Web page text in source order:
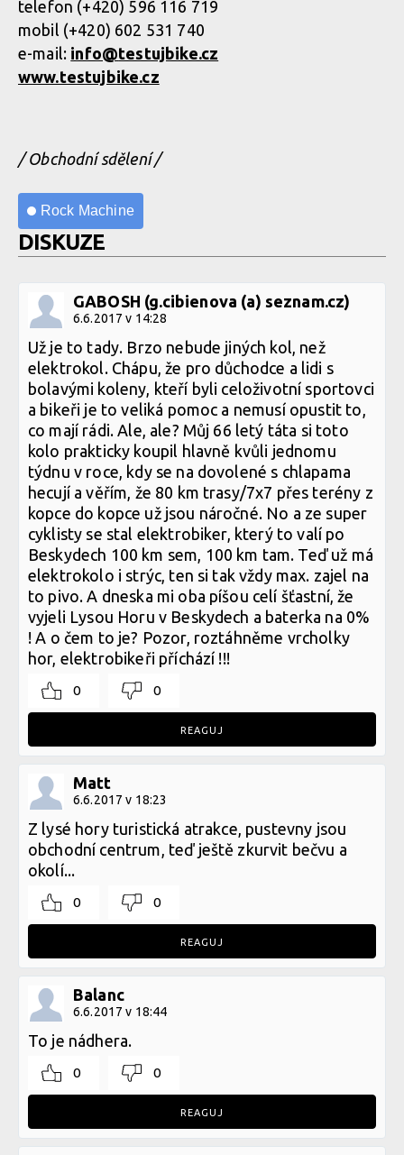
telefon (+420) 596 116 719
mobil (+420) 602 531 740
e-mail: info@testujbike.cz
www.testujbike.cz
/ Obchodní sdělení /
Rock Machine
DISKUZE
GABOSH (g.cibienova (a) seznam.cz)
6.6.2017 v 14:28
Už je to tady. Brzo nebude jiných kol, než
elektrokol. Chápu, že pro důchodce a lidi s
bolavými koleny, kteří byli celoživotní sportovci
a bikeři je to veliká pomoc a nemusí opustit to,
co mají rádi. Ale, ale? Můj 66 letý táta si toto
kolo prakticky koupil hlavně kvůli jednomu
týdnu v roce, kdy se na dovolené s chlapama
hecují a věřím, že 80 km trasy/7x7 přes terény z
kopce do kopce už jsou náročné. No a ze super
cyklisty se stal elektrobiker, který to valí po
Beskydech 100 km sem, 100 km tam. Teď už má
elektrokolo i strýc, ten si tak vždy max. zajel na
to pivo. A dneska mi oba píšou celí šťastní, že
vyjeli Lysou Horu v Beskydech a baterka na 0%
! A o čem to je? Pozor, roztáhněme vrcholky
hor, elektrobikeři příchází !!!
0 0
REAGUJ
Matt
6.6.2017 v 18:23
Z lysé hory turistická atrakce, pustevny jsou
obchodní centrum, teď ještě zkurvit bečvu a
okolí...
0 0
REAGUJ
Balanc
6.6.2017 v 18:44
To je nádhera.
0 0
REAGUJ